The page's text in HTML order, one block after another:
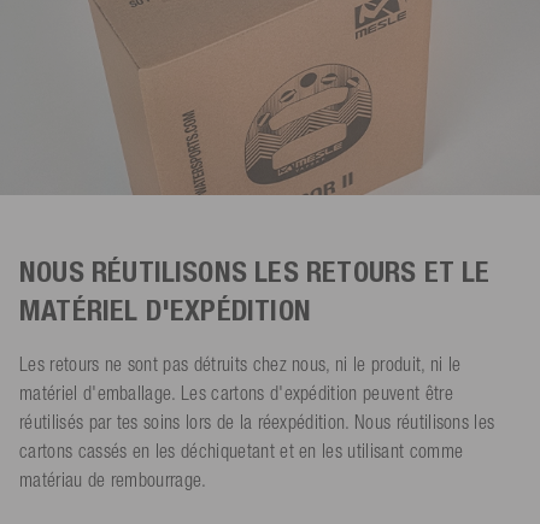
NOUS RÉUTILISONS LES RETOURS ET LE
MATÉRIEL D'EXPÉDITION
Les retours ne sont pas détruits chez nous, ni le produit, ni le
matériel d'emballage. Les cartons d'expédition peuvent être
réutilisés par tes soins lors de la réexpédition. Nous réutilisons les
cartons cassés en les déchiquetant et en les utilisant comme
matériau de rembourrage.